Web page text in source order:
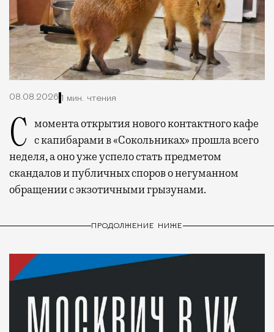
08.08.2026 1 мин. чтения
С момента открытия нового контактного кафе с капибарами в «Сокольниках» прошла всего
неделя, а оно уже успело стать предметом
скандалов и публичных споров о негуманном
обращении с экзотичными грызунами.
ПРОДОЛЖЕНИЕ НИЖЕ